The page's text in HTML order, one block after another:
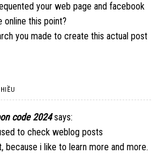
your web page and facebook
online this point?
you made to create this actual post
code 2024 says:
to check weblog posts
because i like to learn more and more.